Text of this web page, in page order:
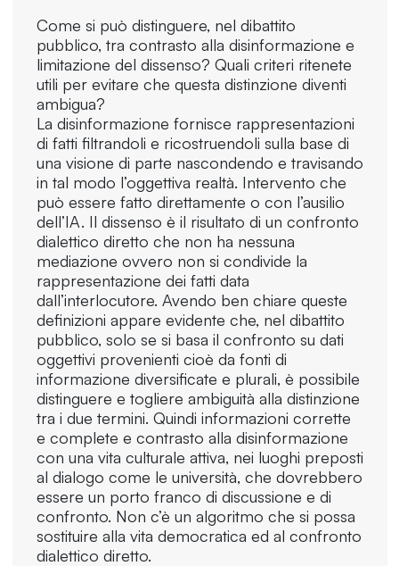
Come si può distinguere, nel dibattito
pubblico, tra contrasto alla disinformazione e
limitazione del dissenso? Quali criteri ritenete
utili per evitare che questa distinzione diventi
ambigua?
La disinformazione fornisce rappresentazioni
di fatti filtrandoli e ricostruendoli sulla base di
una visione di parte nascondendo e travisando
in tal modo l’oggettiva realtà. Intervento che
può essere fatto direttamente o con l’ausilio
dell’IA. Il dissenso è il risultato di un confronto
dialettico diretto che non ha nessuna
mediazione ovvero non si condivide la
rappresentazione dei fatti data
dall’interlocutore. Avendo ben chiare queste
definizioni appare evidente che, nel dibattito
pubblico, solo se si basa il confronto su dati
oggettivi provenienti cioè da fonti di
informazione diversificate e plurali, è possibile
distinguere e togliere ambiguità alla distinzione
tra i due termini. Quindi informazioni corrette
e complete e contrasto alla disinformazione
con una vita culturale attiva, nei luoghi preposti
al dialogo come le università, che dovrebbero
essere un porto franco di discussione e di
confronto. Non c’è un algoritmo che si possa
sostituire alla vita democratica ed al confronto
dialettico diretto.